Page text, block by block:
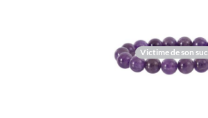
Victime de son